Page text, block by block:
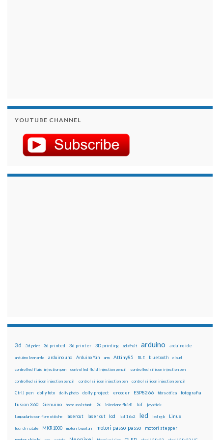
YOUTUBE CHANNEL
3d 3d print 3d printed 3d printer 3D printing adafruit arduino arduino ide
arduino leonardo arduino uno Arduino Yún arm Attiny85 BLE bluetooth cloud
controlled fluid injection pen controlled fluid injection pencil controlled silicon injection pen
controlled silicon injection pencil control silicon injection pen control silicon injection pencil
CtrlJ pen dolly foto dolly photo dolly project encoder ESP8266 fibra ottica fotografia
fusion 360 Genuino home assistant i2c iniezione fluidi IoT joystick
lampadario con fibre ottiche lasercut laser cut lcd lcd 16x2 led led rgb Linux
luci di natale MKR1000 motori bipolari motori passo-passo motori stepper